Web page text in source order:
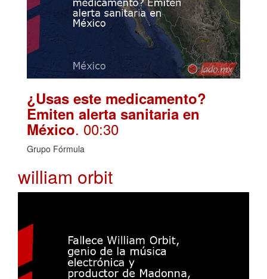
¿Usas este medicamento?
Emiten alerta sanitaria en
México. 00:30
Grupo Fórmula
william orbit